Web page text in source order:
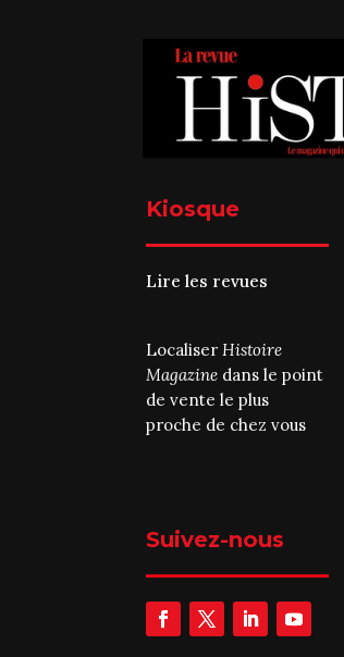
Kiosque
Lire les revues
LocaliserHistoire
Magazine dans le point
de vente le plus
proche de chez vous
Suivez-nous